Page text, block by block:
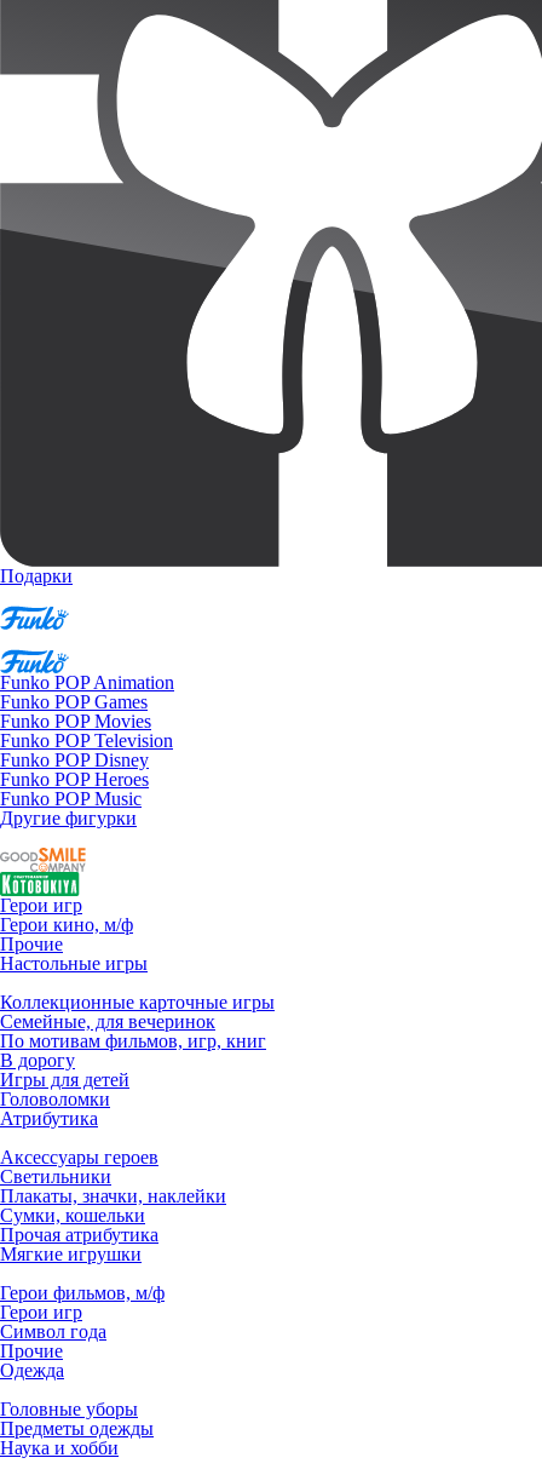
Подарки
Funko POP Animation
Funko POP Games
Funko POP Movies
Funko POP Television
Funko POP Disney
Funko POP Heroes
Funko POP Music
Другие фигурки
Герои игр
Герои кино, м/ф
Прочие
Настольные игры
Коллекционные карточные игры
Семейные, для вечеринок
По мотивам фильмов, игр, книг
В дорогу
Игры для детей
Головоломки
Атрибутика
Аксессуары героев
Светильники
Плакаты, значки, наклейки
Сумки, кошельки
Прочая атрибутика
Мягкие игрушки
Герои фильмов, м/ф
Герои игр
Символ года
Прочие
Одежда
Головные уборы
Предметы одежды
Наука и хобби